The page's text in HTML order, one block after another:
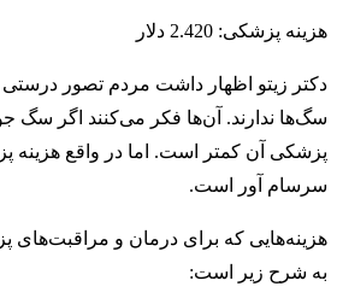
هزینه پزشکی: 2.420 دلار
دکتر زیتو اظهار داشت مردم تصور درستی
سگ‌ها ندارند. آن‌ها فکر می‌کنند اگر سگ
پزشکی آن کمتر است. اما در واقع
سرسام آور است.
هزینه‌هایی که برای درمان و
به شرح زیر است: